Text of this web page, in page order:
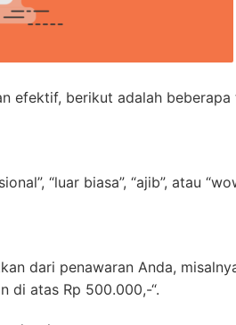
efektif, berikut adalah beberapa
“luar biasa”, “ajib”, atau
dari penawaran Anda,
di atas Rp 500.000,-“.